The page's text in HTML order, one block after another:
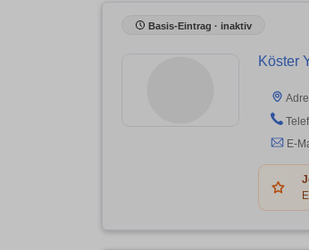
Basis-Eintrag · inaktiv
Köster
E-